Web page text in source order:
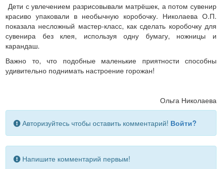
Дети с увлечением разрисовывали матрёшек, а потом сувенир
красиво упаковали в необычную коробочку. Николаева О.П.
показала несложный мастер-класс, как сделать коробочку для
сувенира без клея, используя одну бумагу, ножницы и
карандаш.
Важно то, что подобные маленькие приятности способны
удивительно поднимать настроение горожан!
Ольга Николаева
Авторизуйтесь чтобы оставить комментарий! Войти?
Напишите комментарий первым!